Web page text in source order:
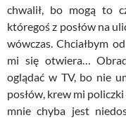
chwalił, bo mogą to
któregoś z posłów na
wówczas. Chciałbym
mi się otwiera…
oglądać w TV, bo nie
posłów, krew mi
mnie chyba jest